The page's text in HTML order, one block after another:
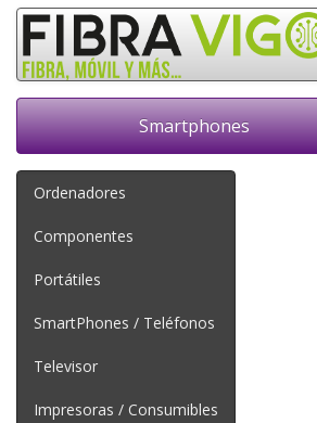
Smartphones
Ordenadores
Componentes
Portátiles
SmartPhones / Teléfonos
Televisor
Impresoras / Consumibles